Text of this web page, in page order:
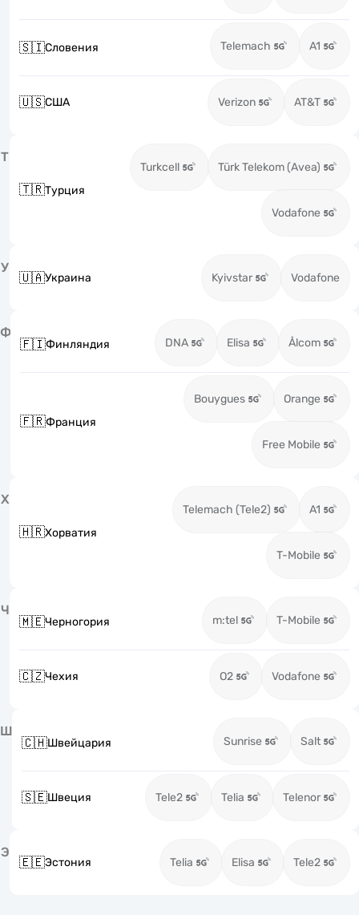
🇸🇮Словения Telemach A1
🇺🇸США Verizon AT&T
Т
🇹🇷Турция
Turkcell Türk Telekom (Avea)
Vodafone
У
🇺🇦Украина Kyivstar Vodafone
Ф
🇫🇮Финляндия DNA Elisa Ålcom
🇫🇷Франция
Bouygues Orange
Free Mobile
Х
🇭🇷Хорватия
Telemach (Tele2) A1
T-Mobile
Ч
🇲🇪Черногория m:tel T-Mobile
🇨🇿Чехия O2 Vodafone
Ш
🇨🇭Швейцария Sunrise Salt
🇸🇪Швеция Tele2 Telia Telenor
Э
🇪🇪Эстония Telia Elisa Tele2